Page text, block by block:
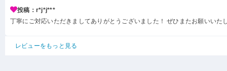
投稿：r*j*j***
丁寧にご対応いただきましてありがとうございました！ ぜひまたお願いいた
レビューをもっと見る